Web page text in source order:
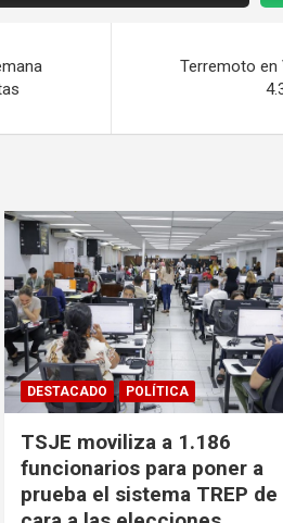
Terremoto en
DESTACADO POLÍTICA
TSJE moviliza a 1.186
funcionarios para poner a
prueba el sistema TREP de